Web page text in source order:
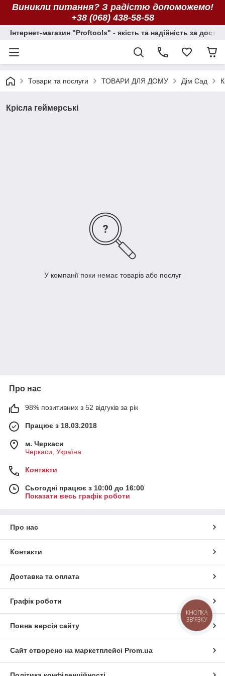
Виникли питання? З радістю допоможемо!
+38 (068) 438-58-58
Інтернет-магазин "Proftools" - якість та надійність за
Товари та послуги ТОВАРИ ДЛЯ ДОМУ Дім Сад
Крісла геймерські
У компанії поки немає товарів або послуг
Про нас
98% позитивних з 52 відгуків за рік
Працює з 18.03.2018
м. Черкаси
Черкаси, Україна
Контакти
Сьогодні працює з 10:00 до 16:00
Показати весь графік роботи
Про нас
Контакти
Доставка та оплата
Графік роботи
Повна версія сайту
Сайт створено на маркетплейсі Prom.ua
КНОПКА
ЗВ'ЯЗКУ